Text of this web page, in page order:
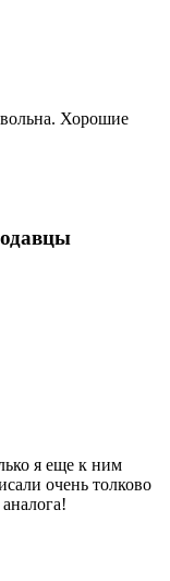
Хорошие
я еще к ним
очень толково